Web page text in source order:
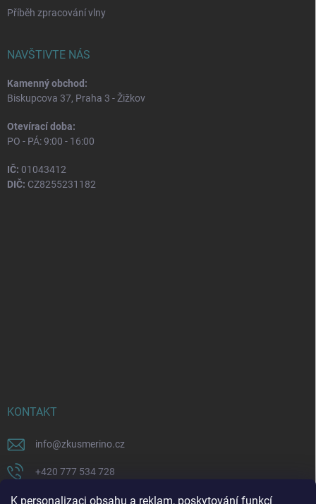
K personalizaci obsahu a reklam, poskytování funkcí
Příběh zpracování vlny
NAVŠTIVTE NÁS
Kamenný obchod:
Biskupcova 37, Praha 3 - Žižkov
Otevírací doba:
PO - PÁ: 9:00 - 16:00
IČ: 01043412
DIČ: CZ8255231182
KONTAKT
info@zkusmerino.cz
+420 777 534 728
https://www.facebook.com/zkusmerino/